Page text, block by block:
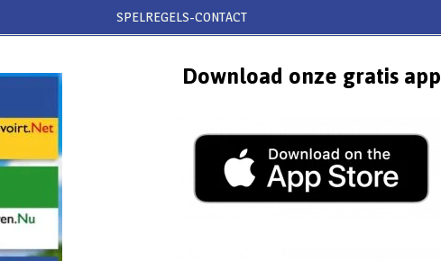
SPELREGELS-CONTACT
Download onze gratis app